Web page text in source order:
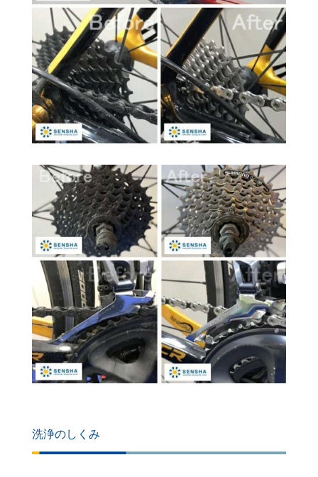
洗浄のしくみ